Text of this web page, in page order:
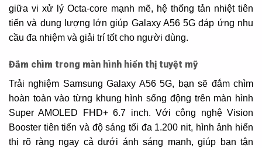
giữa vi xử lý Octa-core mạnh mẽ, hệ thống tản nhiệt tiên
tiến và dung lượng lớn giúp Galaxy A56 5G đáp ứng nhu
cầu đa nhiệm và giải trí tốt cho người dùng.
Đắm chìm trong màn hình hiển thị tuyệt mỹ
Trải nghiệm Samsung Galaxy A56 5G, bạn sẽ đắm chìm
hoàn toàn vào từng khung hình sống động trên màn hình
Super AMOLED FHD+ 6.7 inch. Với công nghệ Vision
Booster tiên tiến và độ sáng tối đa 1.200 nit, hình ảnh hiển
thị rõ ràng ngay cả dưới ánh sáng mạnh, giúp bạn tận